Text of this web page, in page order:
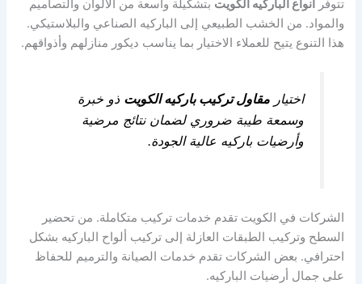
تتوفر أنواع الباركيه الكويت بتشكيلة واسعة من الألوان والتصاميم
والمواد. من الخشب الطبيعي إلى الباركيه الصناعي والبلاستيكي.
هذا التنوع يتيح للعملاء الاختيار بما يناسب ديكور منازلهم وأذواقهم.
اختيار مقاول تركيب باركيه الكويت ذو خبرة
وسمعة طيبة ضروري لضمان نتائج مرضية
وأرضيات باركيه عالية الجودة.
الشركات في الكويت تقدم خدمات تركيب متكاملة. من تحضير
السطح وتركيب الطبقات العازلة إلى تركيب ألواح الباركيه بشكل
احترافي. بعض الشركات تقدم خدمات الصيانة والترميم للحفاظ
على جمال أرضيات الباركيه.